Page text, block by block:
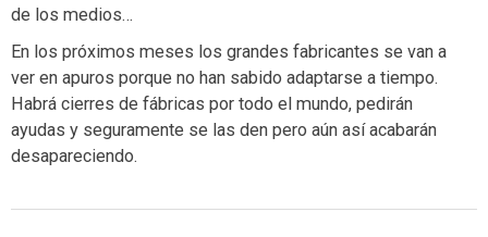
de los medios…
En los próximos meses los grandes fabricantes se van a
ver en apuros porque no han sabido adaptarse a tiempo.
Habrá cierres de fábricas por todo el mundo, pedirán
ayudas y seguramente se las den pero aún así acabarán
desapareciendo.